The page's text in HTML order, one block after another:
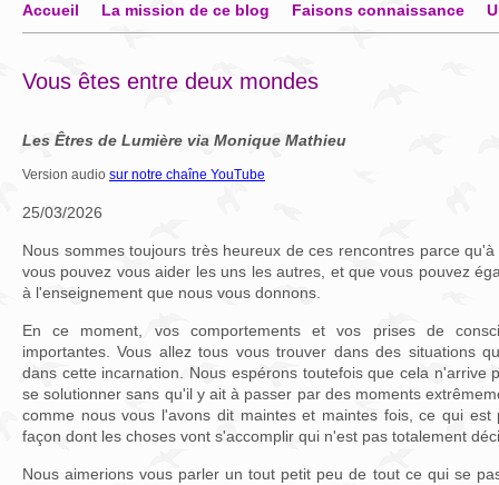
Accueil La mission de ce blog Faisons connaissance
Vous êtes entre deux mondes
Les Êtres de Lumière via Monique Mathieu
Version audio sur notre chaîne YouTube
25/03/2026
Nous sommes toujours très heureux de ces rencontres parce
vous pouvez vous aider les uns les autres, et que vous pouvez
à l'enseignement que nous vous donnons.
En ce moment, vos comportements et vos prises de
importantes. Vous allez tous vous trouver dans des situations
dans cette incarnation. Nous espérons toutefois que cela n'arrive
se solutionner sans qu'il y ait à passer par des moments
comme nous vous l'avons dit maintes et maintes fois, ce qui
façon dont les choses vont s'accomplir qui n'est pas totalement
Nous aimerions vous parler un tout petit peu de tout ce qui se